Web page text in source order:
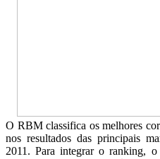
O RBM classifica os melhores
nos resultados das principais
2011. Para integrar o ranking,